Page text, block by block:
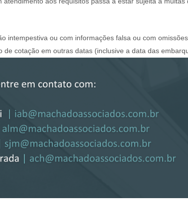
intempestiva ou com informações falsa ou com
cotação em outras datas (inclusive a data das